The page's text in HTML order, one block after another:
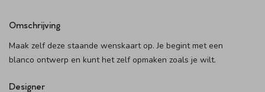
Omschrijving
Maak zelf deze staande wenskaart op. Je begint met een
blanco ontwerp en kunt het zelf opmaken zoals je wilt.
Designer